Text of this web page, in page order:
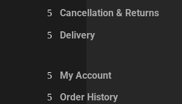
Cancellation & Returns
Delivery
My Account
Order History